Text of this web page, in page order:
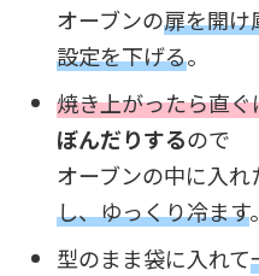
オーブンの扉を開け
設定を下げる。
焼き上がったら直
ぼんだりするので
オーブンの中に入れ
し、ゆっくり冷ます。
型のまま袋に入れて